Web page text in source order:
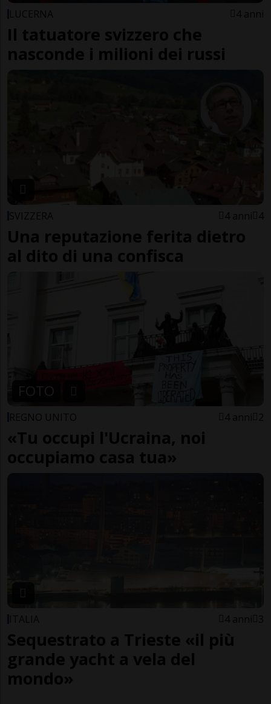
LUCERNA 4 anni
Il tatuatore svizzero che
nasconde i milioni dei russi
SVIZZERA 4 anni 4
Una reputazione ferita dietro
al dito di una confisca
FOTO
REGNO UNITO 4 anni 2
«Tu occupi l'Ucraina, noi
occupiamo casa tua»
ITALIA 4 anni 3
Sequestrato a Trieste «il più
grande yacht a vela del
mondo»